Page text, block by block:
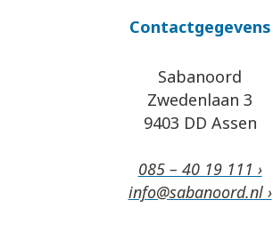
Contactgegevens
Sabanoord
Zwedenlaan 3
9403 DD Assen
085 – 40 19 111 ›
info@sabanoord.nl ›